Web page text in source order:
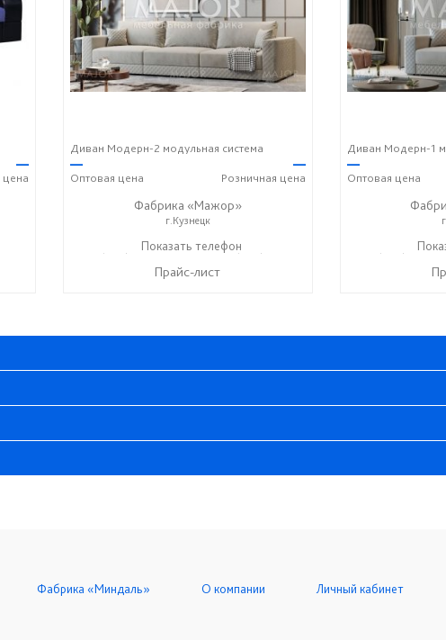
—
цена
99-95
Диван Модерн-2 модульная система
—
Оптовая цена
—
Розничная цена
Фабрика «Мажор»
г.Кузнецк
+7 (999) 611-98-99 ☎+7 (999) 610-99-95
Показать телефон
Прайс-лист
Диван Модерн-1
—
Оптовая цена
+7 (999) 611-
Фабрика «Миндаль» О компании Личный кабинет